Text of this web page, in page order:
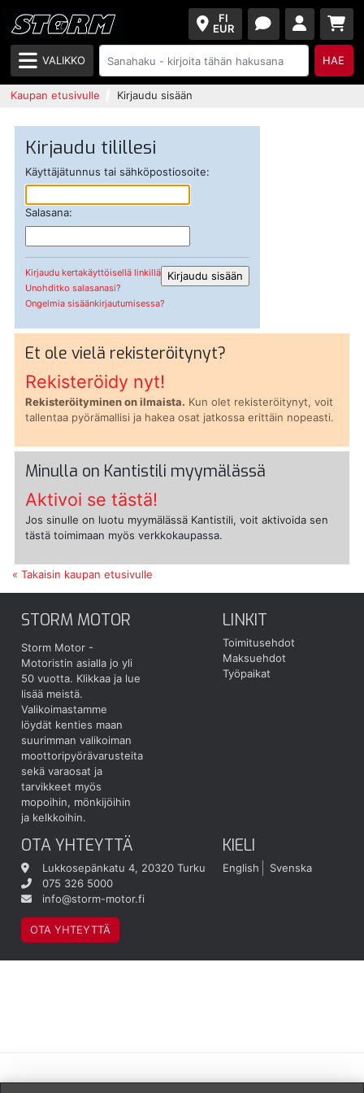
FI
EUR
VALIKKO HAE
Kaupan etusivulle Kirjaudu sisään
Kirjaudu tilillesi
Käyttäjätunnus tai sähköpostiosoite:
Salasana:
Kirjaudu kertakäyttöisellä linkillä
Unohditko salasanasi?
Ongelmia sisäänkirjautumisessa?
Et ole vielä rekisteröitynyt?
Rekisteröidy nyt!
Rekisteröityminen on ilmaista. Kun olet rekisteröitynyt, voit
tallentaa pyörämallisi ja hakea osat jatkossa erittäin nopeasti.
Minulla on Kantistili myymälässä
Aktivoi se tästä!
Jos sinulle on luotu myymälässä Kantistili, voit aktivoida sen
tästä toimimaan myös verkkokaupassa.
« Takaisin kaupan etusivulle
STORM MOTOR
Storm Motor -
Motoristin asialla jo yli
50 vuotta. Klikkaa ja lue
lisää meistä.
Valikoimastamme
löydät kenties maan
suurimman valikoiman
moottoripyörävarusteita
sekä varaosat ja
tarvikkeet myös
mopoihin, mönkijöihin
ja kelkkoihin.
LINKIT
Toimitusehdot
Maksuehdot
Työpaikat
OTA YHTEYTTÄ
Lukkosepänkatu 4, 20320 Turku
075 326 5000
info@storm-motor.fi
OTA YHTEYTTÄ
KIELI
English Svenska